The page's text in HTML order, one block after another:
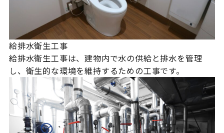
給排水衛生工事
給排水衛生工事は、建物内で水の供給と排水を管理
し、衛生的な環境を維持するための工事です。